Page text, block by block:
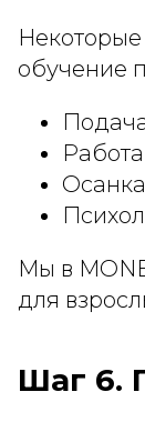
обучение
Мы в
для
Шаг 6.